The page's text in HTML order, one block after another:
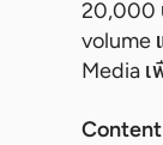
20,000
volume
Media